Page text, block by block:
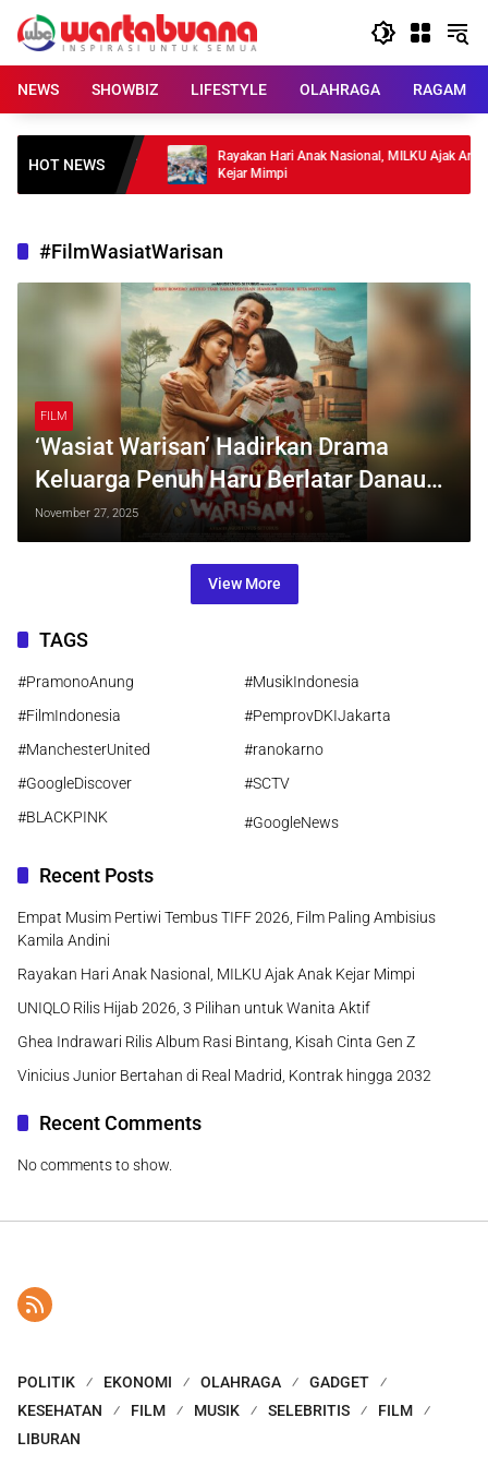
content
NEWS
SHOWBIZ LIFESTYLE OLAHRAGA RAGAM
HOT NEWS
TIFF 2026, Film
Rayakan Hari Anak Nasional, MILKU Ajak Anak
Kejar Mimpi
#FilmWasiatWarisan
FILM
‘Wasiat Warisan’ Hadirkan Drama
Keluarga Penuh Haru Berlatar Danau
Toba, Tayang 4 Desember 2025
November 27, 2025
View More
TAGS
#PramonoAnung
#MusikIndonesia
#FilmIndonesia
#PemprovDKIJakarta
#ManchesterUnited
#ranokarno
#GoogleDiscover
#SCTV
#BLACKPINK
#GoogleNews
Recent Posts
Empat Musim Pertiwi Tembus TIFF 2026, Film Paling Ambisius
Kamila Andini
Rayakan Hari Anak Nasional, MILKU Ajak Anak Kejar Mimpi
UNIQLO Rilis Hijab 2026, 3 Pilihan untuk Wanita Aktif
Ghea Indrawari Rilis Album Rasi Bintang, Kisah Cinta Gen Z
Vinicius Junior Bertahan di Real Madrid, Kontrak hingga 2032
Recent Comments
No comments to show.
POLITIK EKONOMI OLAHRAGA
GADGET
KESEHATAN
FILM MUSIK SELEBRITIS
FILM
LIBURAN